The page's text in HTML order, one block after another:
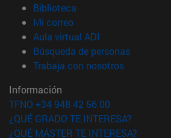
Biblioteca
Mi correo(abre en nueva
Aula virtual ADI
Búsqueda de personas(abre en
Trabaja con nosotros(abre en
Información
TFNO +34 948 42 56 00
¿QUÉ GRADO TE INTERESA?
¿QUÉ MÁSTER TE INTERESA?